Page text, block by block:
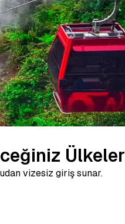
Ülkeler
vizesiz giriş sunar.